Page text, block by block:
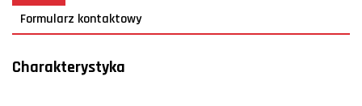
Formularz kontaktowy
Charakterystyka